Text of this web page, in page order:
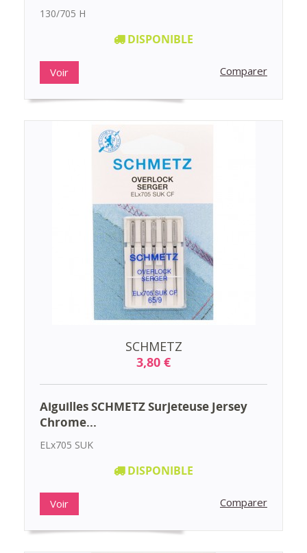
130/705 H
DISPONIBLE
Voir Comparer
SCHMETZ
3,80 €
Aiguilles SCHMETZ Surjeteuse Jersey
Chrome...
ELx705 SUK
DISPONIBLE
Voir Comparer